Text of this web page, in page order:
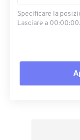
Specificare la
Lasciare a